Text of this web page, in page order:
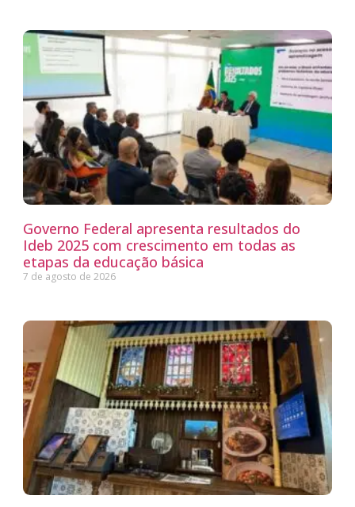
Governo Federal apresenta resultados do
Ideb 2025 com crescimento em todas as
etapas da educação básica
7 de agosto de 2026